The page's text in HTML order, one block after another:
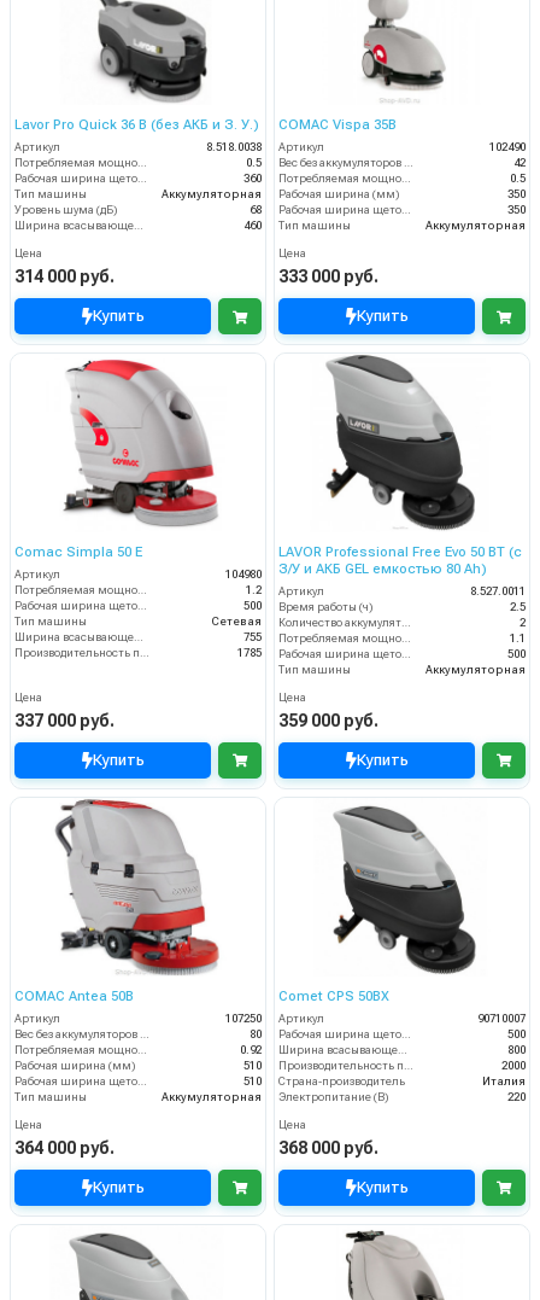
Lavor Pro Quick 36 B (без АКБ и З. У.)
Артикул
8.518.0038
Потребляемая мощность (кВт)
0.5
Рабочая ширина щеток (мм)
360
Тип машины
Аккумуляторная
Уровень шума (дБ)
68
Ширина всасывающей балки (мм)
460
Цена
314 000 руб.
Купить
COMAC Vispa 35B
Артикул
102490
Вес без аккумуляторов (кг)
42
Потребляемая мощность (кВт)
0.5
Рабочая ширина (мм)
350
Рабочая ширина щеток (мм)
350
Тип машины
Аккумуляторная
Цена
333 000 руб.
Купить
Comac Simpla 50 E
Артикул
104980
1.2
500
Тип машины
Сетевая
755
1785
Цена
337 000 руб.
Купить
LAVOR Professional Free Evo 50 BT (с
З/У и АКБ GEL емкостью 80 Ah)
Артикул
8.527.0011
Время работы (ч)
2.5
2
1.1
500
Тип машины
Аккумуляторная
Цена
359 000 руб.
Купить
COMAC Antea 50B
Артикул
107250
80
0.92
Рабочая ширина (мм)
510
510
Тип машины
Аккумуляторная
Цена
364 000 руб.
Купить
Comet CPS 50BX
Артикул
90710007
500
800
2000
Страна-производитель
Италия
Электропитание (В)
220
Цена
368 000 руб.
Купить